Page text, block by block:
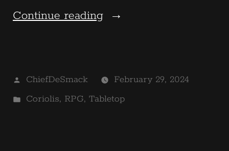
Continue reading“Coriolis
Third
Horizon”
Posted
by
ChiefDeSmack
February 29, 2024
Posted
Coriolis, RPG, Tabletop